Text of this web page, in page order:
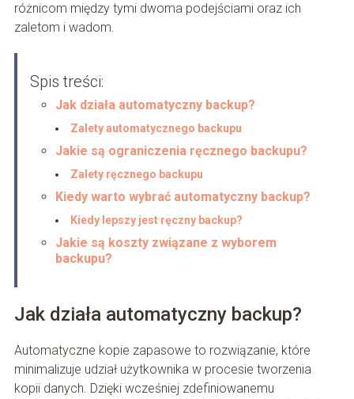
różnicom między tymi dwoma podejściami oraz ich
zaletom i wadom.
Spis treści:
Jak działa automatyczny backup?
Zalety automatycznego backupu
Jakie są ograniczenia ręcznego backupu?
Zalety ręcznego backupu
Kiedy warto wybrać automatyczny backup?
Kiedy lepszy jest ręczny backup?
Jakie są koszty związane z wyborem
backupu?
Jak działa automatyczny backup?
Automatyczne kopie zapasowe to rozwiązanie, które
minimalizuje udział użytkownika w procesie tworzenia
kopii danych. Dzięki wcześniej zdefiniowanemu